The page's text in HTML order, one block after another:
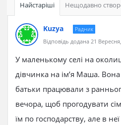
Найстаріші Нещодавно
Kuzya
Радник
Відповідь додана 21
У маленькому селі на
дівчинка на ім’я Маша. Вона
батьки працювали з
вечора, щоб прогодувати
їм по господарству, але в